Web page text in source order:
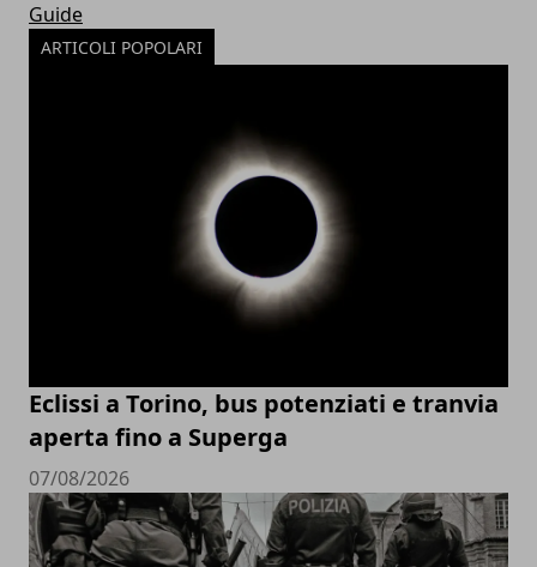
Guide
ARTICOLI POPOLARI
Eclissi a Torino, bus potenziati e tranvia
aperta fino a Superga
07/08/2026